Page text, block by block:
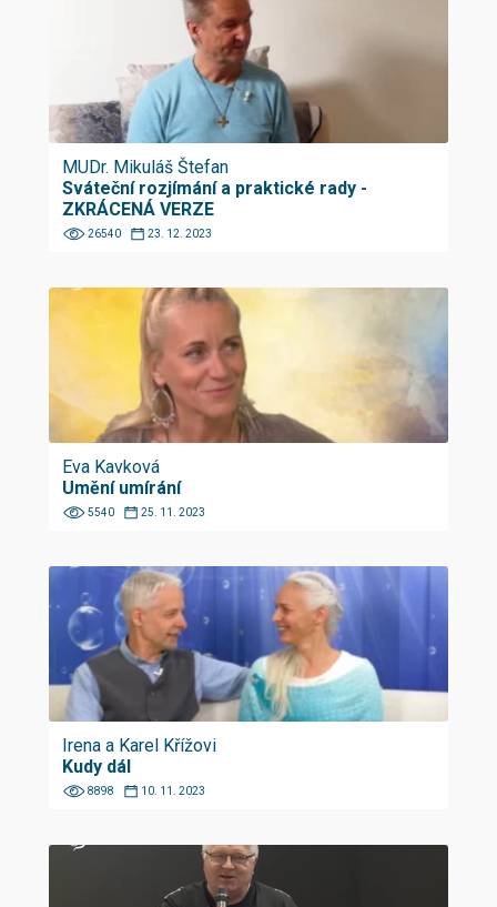
MUDr. Mikuláš Štefan
Sváteční rozjímání a praktické rady -
ZKRÁCENÁ VERZE
26540 23. 12. 2023
Eva Kavková
Umění umírání
5540 25. 11. 2023
Irena a Karel Křížovi
Kudy dál
8898 10. 11. 2023